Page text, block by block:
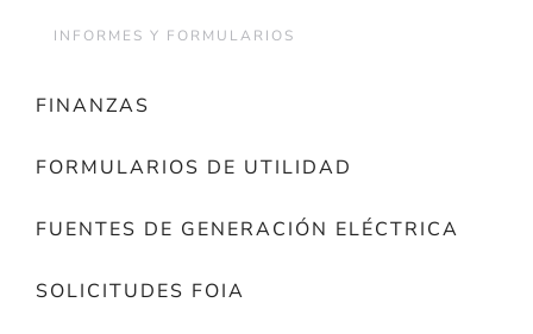
INFORMES Y FORMULARIOS
FINANZAS
FORMULARIOS DE UTILIDAD
FUENTES DE GENERACIÓN ELÉCTRICA
SOLICITUDES FOIA